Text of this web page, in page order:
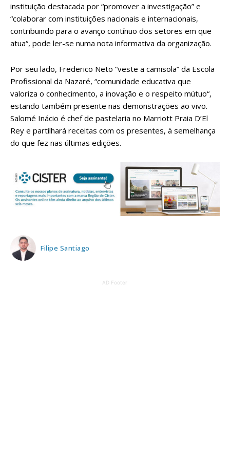
instituição destacada por “promover a investigação” e
“colaborar com instituições nacionais e internacionais,
contribuindo para o avanço contínuo dos setores em que
atua“, pode ler-se numa nota informativa da organização.
Por seu lado, Frederico Neto “veste a camisola” da Escola
Profissional da Nazaré, “comunidade educativa que
valoriza o conhecimento, a inovação e o respeito mútuo“,
estando também presente nas demonstrações ao vivo.
Salomé Inácio é chef de pastelaria no Marriott Praia D’El
Rey e partilhará receitas com os presentes, à semelhança
do que fez nas últimas edições.
Filipe Santiago
AD Footer